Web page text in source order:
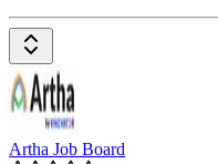
Artha Job Board